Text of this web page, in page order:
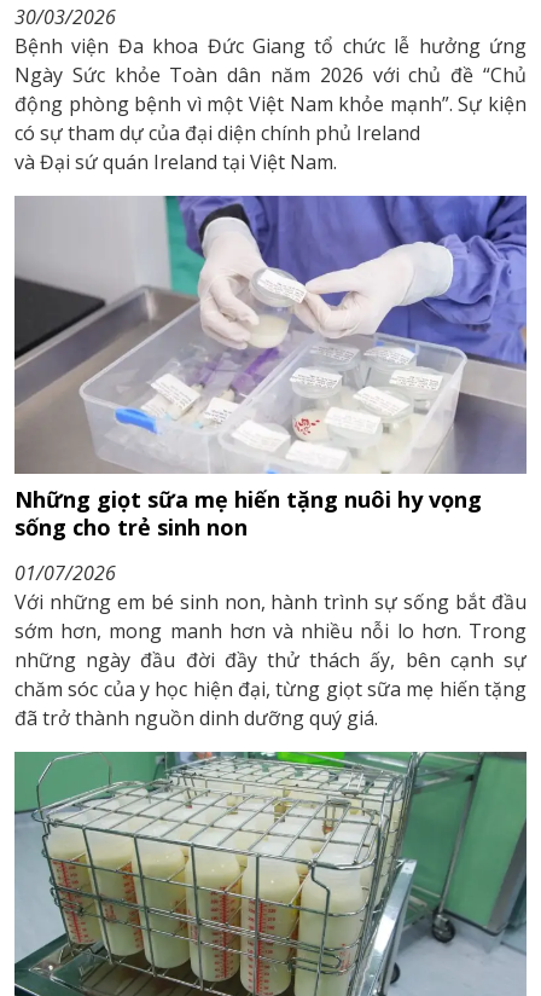
30/03/2026
Bệnh viện Đa khoa Đức Giang tổ chức lễ hưởng ứng
Ngày Sức khỏe Toàn dân năm 2026 với chủ đề “Chủ
động phòng bệnh vì một Việt Nam khỏe mạnh”. Sự kiện
có sự tham dự của đại diện chính phủ Ireland
và Đại sứ quán Ireland tại Việt Nam.
Những giọt sữa mẹ hiến tặng nuôi hy vọng
sống cho trẻ sinh non
01/07/2026
Với những em bé sinh non, hành trình sự sống bắt đầu
sớm hơn, mong manh hơn và nhiều nỗi lo hơn. Trong
những ngày đầu đời đầy thử thách ấy, bên cạnh sự
chăm sóc của y học hiện đại, từng giọt sữa mẹ hiến tặng
đã trở thành nguồn dinh dưỡng quý giá.